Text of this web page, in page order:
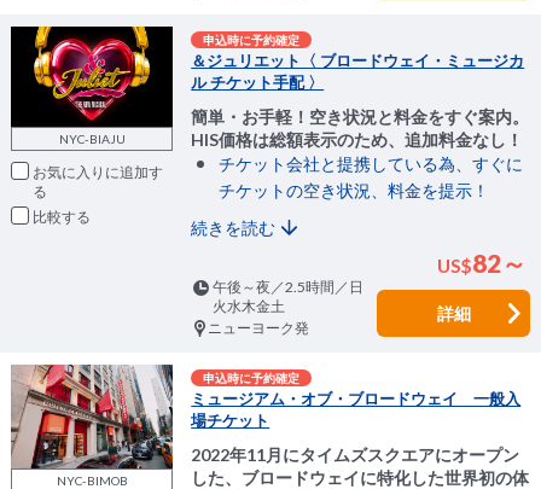
NYC-BIAJU
お気に入りに追加
比較
申込時に予約確定
＆ジュリエット〈 ブロードウェイ・ミュージカ
ル チケット手配 〉
簡単・お手軽！空き状況と料金をすぐ案内。
HIS価格は総額表示のため、追加料金なし！
チケット会社と提携している為、すぐに
チケットの空き状況、料金を提示！
続きを読む
US$82～
午後～夜／2.5時間／日
火水木金土
ニューヨーク発
詳細
NYC-BIMOB
申込時に予約確定
ミュージアム・オブ・ブロードウェイ 一般入
場チケット
2022年11月にタイムズスクエアにオープン
した、ブロードウェイに特化した世界初の体